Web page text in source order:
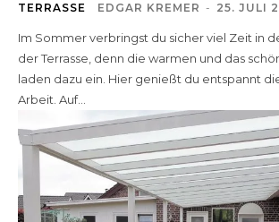
TERRASSE EDGAR KREMER - 25. JULI
Im Sommer verbringst du sicher viel Zeit in
der Terrasse, denn die warmen und das
laden dazu ein. Hier genießt du entspannt
Arbeit. Auf...